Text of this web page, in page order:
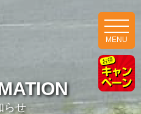
MENU
らせ